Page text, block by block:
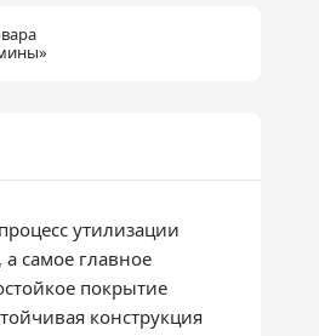
утилизации
самое главное
покрытие
конструкция